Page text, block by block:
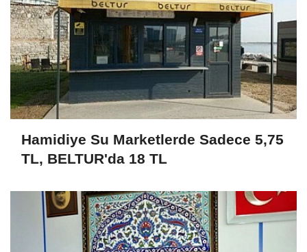
Hamidiye Su Marketlerde Sadece 5,75
TL, BELTUR'da 18 TL